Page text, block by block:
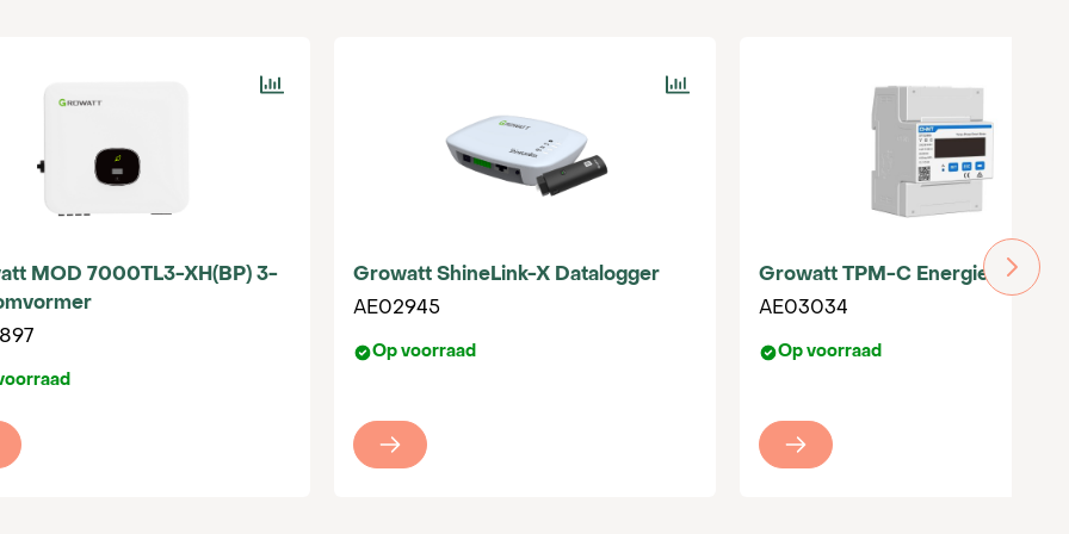
MOD 7000TL3-XH(BP) 3-
Growatt ShineLink-X Datalogger
AE02945
Op voorraad
Growatt TPM-C Energiemeter
AE03034
Op voorraad